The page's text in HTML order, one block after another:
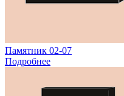
Памятник 02-07
Подробнее